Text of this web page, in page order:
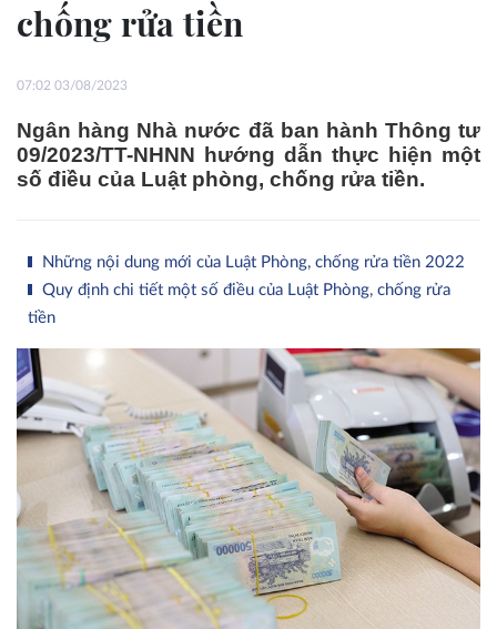
chống rửa tiền
07:02 03/08/2023
Ngân hàng Nhà nước đã ban hành Thông tư
09/2023/TT-NHNN hướng dẫn thực hiện một
số điều của Luật phòng, chống rửa tiền.
Những nội dung mới của Luật Phòng, chống rửa tiền 2022
Quy định chi tiết một số điều của Luật Phòng, chống rửa
tiền